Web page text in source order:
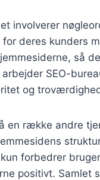
involverer
deres kunders
så
SEO-
og
en række andre
forbedrer
positivt. Samlet